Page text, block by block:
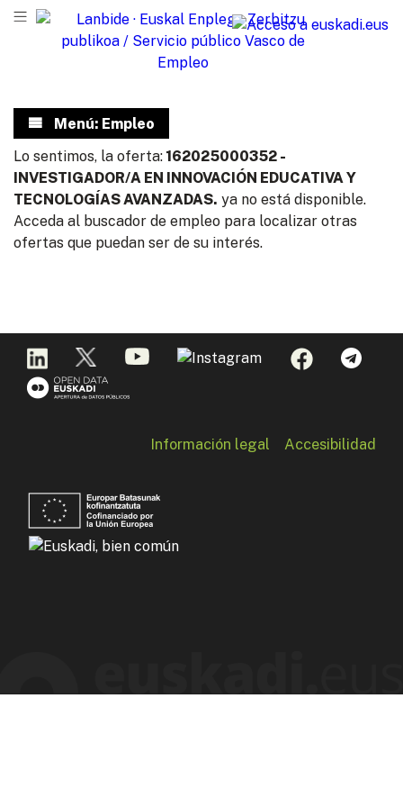
Menú: Empleo
Lo sentimos, la oferta: 162025000352 -
INVESTIGADOR/A EN INNOVACIÓN EDUCATIVA Y
TECNOLOGÍAS AVANZADAS. ya no está disponible.
Acceda al buscador de empleo para localizar otras
ofertas que puedan ser de su interés.
Información legal Accesibilidad